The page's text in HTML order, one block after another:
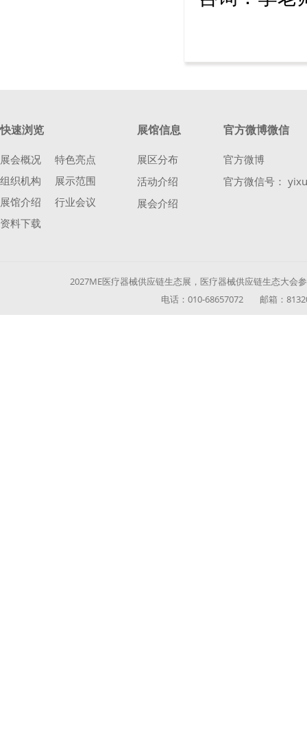
快速浏览
展会概况
特色亮点
组织机构
展示范围
展馆介绍
行业会议
资料下载
展馆信息
展区分布
活动介绍
展会介绍
官方微博微信
官方微博
官方微信号：
2027ME医疗器械供应链生态展，医疗器械供应链生态大
电话：010-68657072 邮箱：